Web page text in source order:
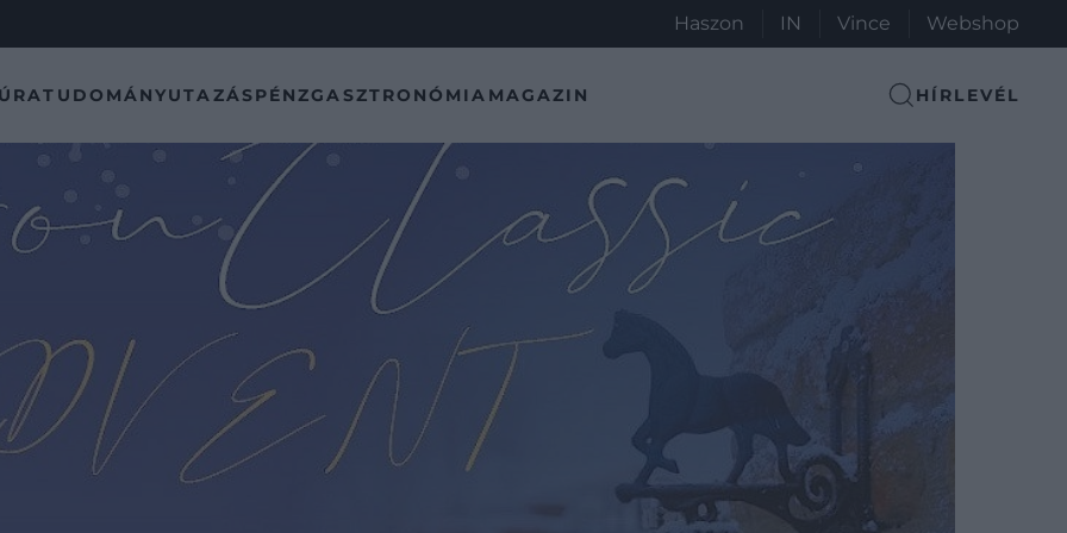
Haszon IN Vince Webshop
TUDOMÁNYUTAZÁSPÉNZGASZTRONÓMIA MAGAZIN HÍRLEVÉL